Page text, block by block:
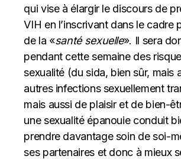
qui vise à élargir le discours de
VIH en l’inscrivant dans le cadre
de la «santé sexuelle». Il sera
pendant cette semaine des
sexualité (du sida, bien sûr, mais
autres infections sexuellement
mais aussi de plaisir et de bien-
une sexualité épanouie conduit
prendre davantage soin de soi-
ses partenaires et donc à mieux